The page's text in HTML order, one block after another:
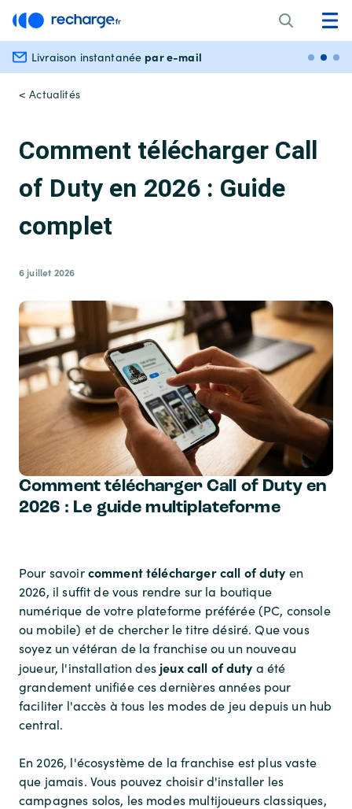
Livraison instantanée par e-mail
< Actualités
Comment télécharger Call
of Duty en 2026 : Guide
complet
6 juillet 2026
Comment télécharger Call of Duty en
2026 : Le guide multiplateforme
Pour savoircomment télécharger call of duty en
2026, il suffit de vous rendre sur la boutique
numérique de votre plateforme préférée (PC, console
ou mobile) et de chercher le titre désiré. Que vous
soyez un vétéran de la franchise ou un nouveau
joueur, l'installation des jeux call of duty a été
grandement unifiée ces dernières années pour
faciliter l'accès à tous les modes de jeu depuis un hub
central.
En 2026, l'écosystème de la franchise est plus vaste
que jamais. Vous pouvez choisir d'installer les
campagnes solos, les modes multijoueurs classiques,